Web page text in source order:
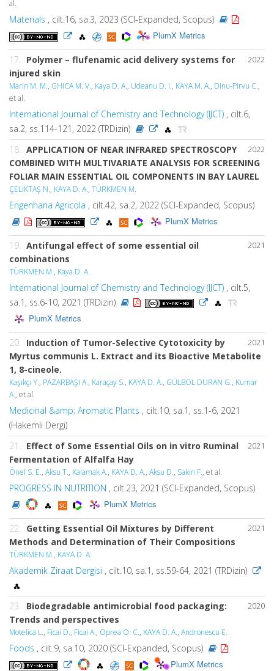
al.
Materials , cilt.16, sa.3, 2023 (SCI-Expanded, Scopus)
PlumX Metrics
2022
17. Polymer – flufenamic acid delivery systems for
injured skin
Marin M. M., GHICA M. V., Kaya D. A., Udeanu D. I., KAYA M. A., Dinu-Pirvu C.,
et al.
International Journal of Chemistry and Technology (IJCT) , cilt.6,
sa.2, ss.114-121, 2022 (TRDizin)
2022
18. APPLICATION OF NEAR INFRARED SPECTROSCOPY
COMBINED WITH MULTIVARIATE ANALYSIS FOR SCREENING
FOLIAR MAIN ESSENTIAL OIL COMPONENTS IN BAY LAUREL
ÇELİKTAŞ N., KAYA D. A., TÜRKMEN M.
Engenharia Agricola , cilt.42, sa.2, 2022 (SCI-Expanded, Scopus)
PlumX Metrics
2021
19. Antifungal effect of some essential oil
combinations
TÜRKMEN M., Kaya D. A.
International Journal of Chemistry and Technology (IJCT) , cilt.5,
sa.1, ss.6-10, 2021 (TRDizin)
PlumX Metrics
2021
20. Induction of Tumor-Selective Cytotoxicity by
Myrtus communis L. Extract and its Bioactive Metabolite
1, 8-cineole.
Kaşıkçı Y., PAZARBAŞI A., Karaçay S., KAYA D. A., GÜLBOL DURAN G., Kumar
A., et al.
Medicinal &amp; Aromatic Plants , cilt.10, sa.1, ss.1-6, 2021
(Hakemli Dergi)
2021
21. Effect of Some Essential Oils on in vitro Ruminal
Fermentation of Alfalfa Hay
Önel S. E., Aksu T., Kalamak A., KAYA D. A., Aksu D., Sakin F., et al.
PROGRESS IN NUTRITION , cilt.23, 2021 (SCI-Expanded, Scopus)
PlumX Metrics
2021
22. Getting Essential Oil Mixtures by Different
Methods and Determination of Their Compositions
TÜRKMEN M., KAYA D. A.
Akademik Ziraat Dergisi , cilt.10, sa.1, ss.59-64, 2021 (TRDizin)
2020
23. Biodegradable antimicrobial food packaging:
Trends and perspectives
Motelica L., Ficai D., Ficai A., Oprea O. C., KAYA D. A., Andronescu E.
Foods , cilt.9, sa.10, 2020 (SCI-Expanded, Scopus)
PlumX Metrics